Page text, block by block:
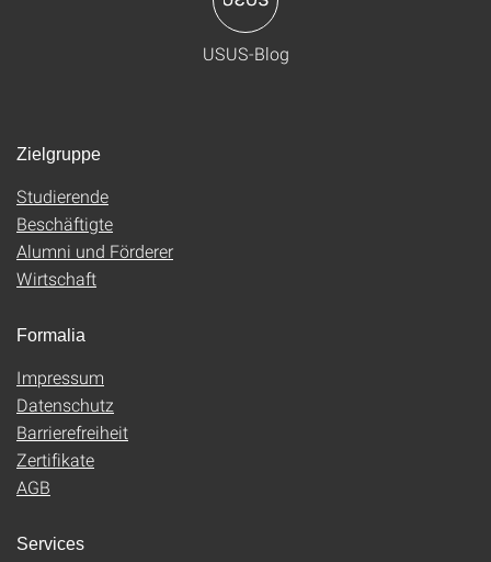
USUS-Blog
Zielgruppe
Studierende
Beschäftigte
Alumni und Förderer
Wirtschaft
Formalia
Impressum
Datenschutz
Barrierefreiheit
Zertifikate
AGB
Services